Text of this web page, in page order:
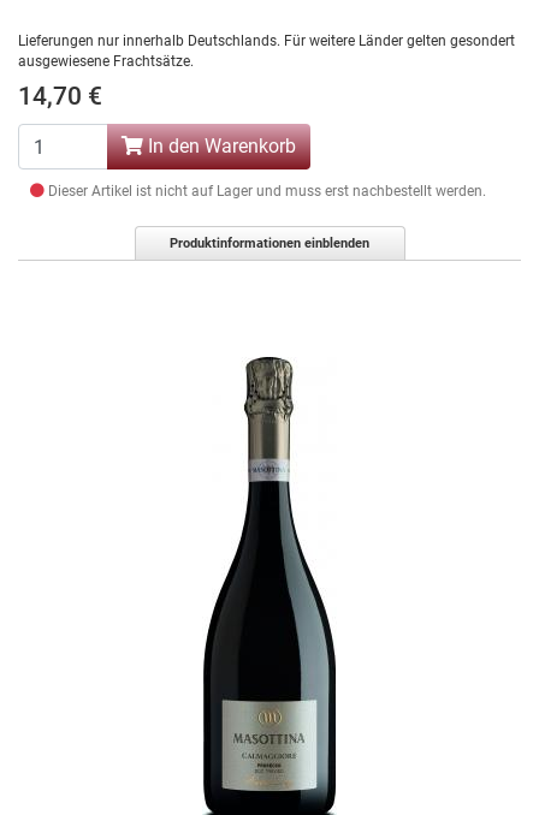
Lieferungen nur innerhalb Deutschlands. Für weitere Länder gelten gesondert
ausgewiesene Frachtsätze.
14,70 €
In den Warenkorb
Dieser Artikel ist nicht auf Lager und muss erst nachbestellt werden.
Produktinformationen einblenden